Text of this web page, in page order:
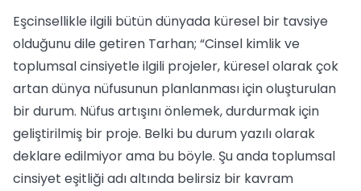
Eşcinsellikle ilgili bütün dünyada küresel bir tavsiye
olduğunu dile getiren Tarhan; “Cinsel kimlik ve
toplumsal cinsiyetle ilgili projeler, küresel olarak çok
artan dünya nüfusunun planlanması için oluşturulan
bir durum. Nüfus artışını önlemek, durdurmak için
geliştirilmiş bir proje. Belki bu durum yazılı olarak
deklare edilmiyor ama bu böyle. Şu anda toplumsal
cinsiyet eşitliği adı altında belirsiz bir kavram